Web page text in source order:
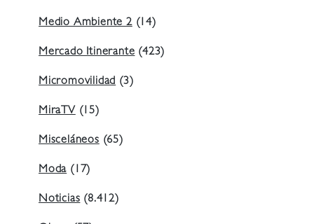
Medio Ambiente 2(14)
Mercado Itinerante (423)
Micromovilidad (3)
MiraTV (15)
Misceláneos (65)
Moda (17)
Noticias (8.412)